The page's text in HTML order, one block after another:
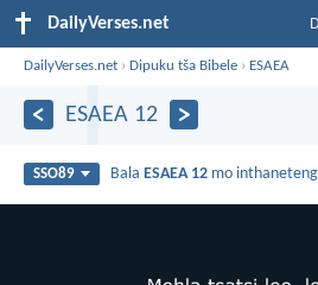
DailyVerses.net
DailyVerses.net ›Dipuku tša Bibele › ESAEA
ESAEA 12
SSO89 Bala ESAEA 12 mo inthaneteng